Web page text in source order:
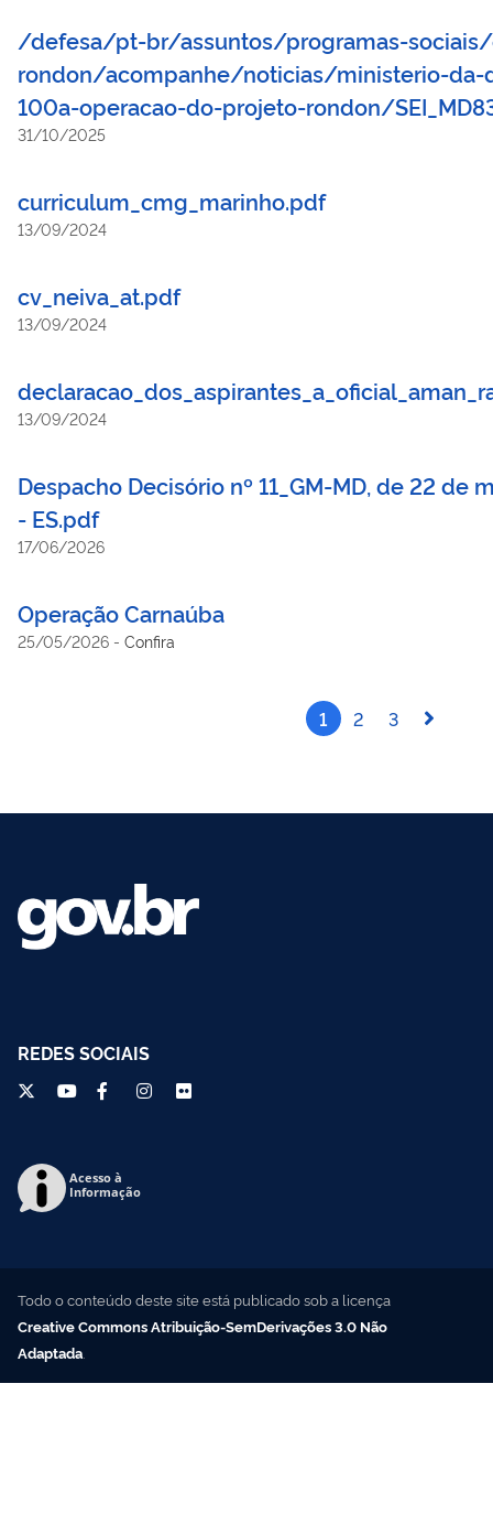
/defesa/pt-br/assuntos/programas-
rondon/acompanhe/noticias/ministerio-da-
100a-operacao-do-projeto-rondon/
31/10/2025
curriculum_cmg_marinho.pdf
13/09/2024
cv_neiva_at.pdf
13/09/2024
13/09/2024
Despacho Decisório nº 11_GM-MD, de 22 de
- ES.pdf
17/06/2026
Operação Carnaúba
25/05/2026 - Confira
1 2 3
REDES SOCIAIS
Acesso à
Informação
Todo o conteúdo deste site está publicado sob a licença
Creative Commons Atribuição-SemDerivações 3.0 Não
Adaptada